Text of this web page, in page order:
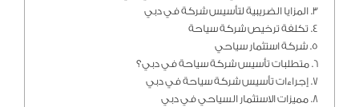
المزايا الضريبية لتأسيس شركة في دبي
تكلفة ترخيص شركة سياحة
شركة استثمار سياحي
متطلبات تأسيس شركة سياحة في دبي؟
إجراءات تأسيس شركة سياحة في دبي
مميزات الاستثمار السياحي في دبي